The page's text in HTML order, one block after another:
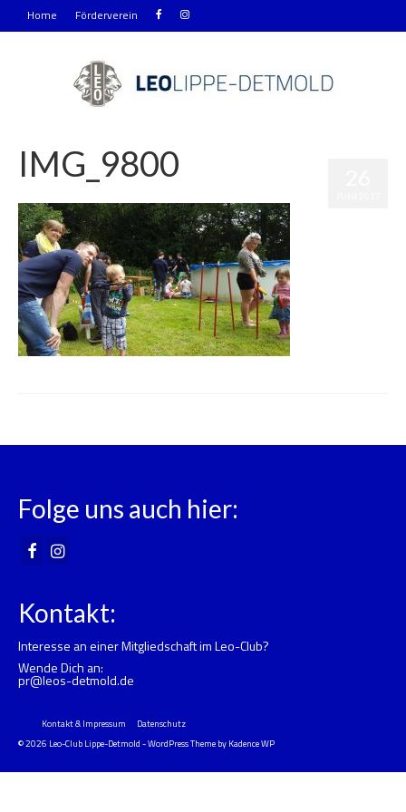
Home Förderverein
IMG_9800
Folge uns auch hier:
Kontakt:
Interesse an einer Mitgliedschaft im Leo-Club?
Wende Dich an:
pr@leos-detmold.de
Kontakt & Impressum
Datenschutz
© 2026 Leo-Club Lippe-Detmold - WordPress Theme by Kadence WP